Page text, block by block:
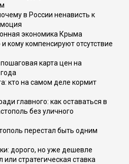
в России ненависть к
экономика Крыма
кому компенсируют отсутствие
карта цен на
кто на самом деле кормит
главного: как оставаться в
без уличного
перестал быть одним
дорого, но уже дешевле
или стратегическая ставка